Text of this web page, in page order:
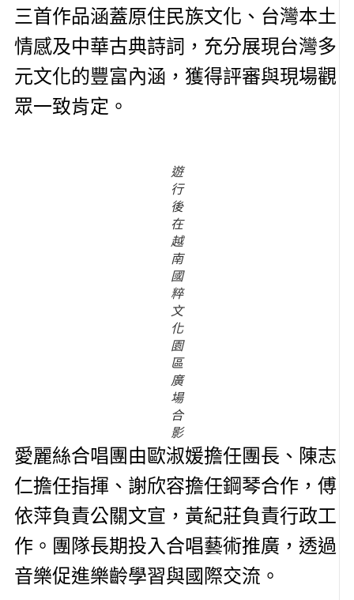
三首作品涵蓋原住民族文化、台灣本土
情感及中華古典詩詞，充分展現台灣多
元文化的豐富內涵，獲得評審與現場觀
眾一致肯定。
遊
行
後
在
越
南
國
粹
文
化
園
區
廣
場
合
影
愛麗絲合唱團由歐淑媛擔任團長、陳志
仁擔任指揮、謝欣容擔任鋼琴合作，傅
依萍負責公關文宣，黃紀莊負責行政工
作。團隊長期投入合唱藝術推廣，透過
音樂促進樂齡學習與國際交流。